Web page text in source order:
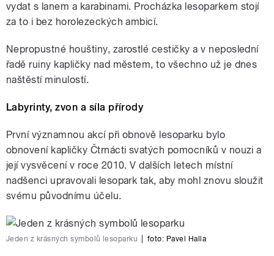
vydat s lanem a karabinami. Procházka lesoparkem stojí
za to i bez horolezeckých ambicí.
Nepropustné houštiny, zarostlé cestičky a v neposlední
řadě ruiny kapličky nad městem, to všechno už je dnes
naštěstí minulostí.
Labyrinty, zvon a síla přírody
První významnou akcí při obnově lesoparku bylo
obnovení kapličky Čtrnácti svatých pomocníků v nouzi a
její vysvěcení v roce 2010. V dalších letech místní
nadšenci upravovali lesopark tak, aby mohl znovu sloužit
svému původnímu účelu.
Jeden z krásných symbolů lesoparku foto: Pavel Halla